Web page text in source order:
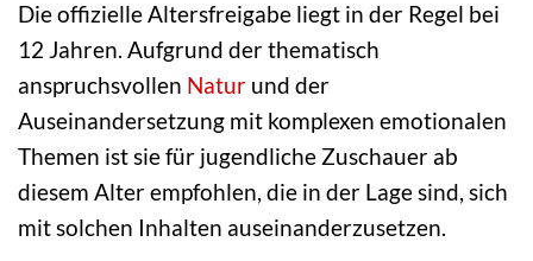
Die offizielle Altersfreigabe liegt in der Regel bei
12 Jahren. Aufgrund der thematisch
anspruchsvollen Natur und der
Auseinandersetzung mit komplexen emotionalen
Themen ist sie für jugendliche Zuschauer ab
diesem Alter empfohlen, die in der Lage sind, sich
mit solchen Inhalten auseinanderzusetzen.